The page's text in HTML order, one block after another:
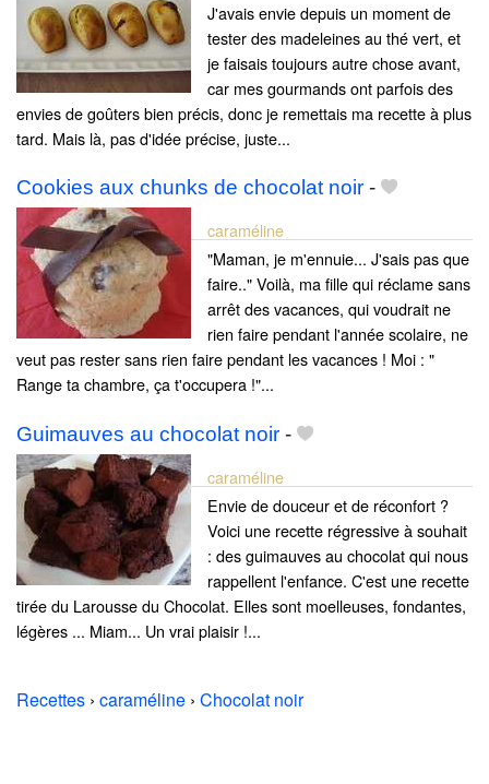
J'avais envie depuis un moment de
tester des madeleines au thé vert, et
je faisais toujours autre chose avant,
car mes gourmands ont parfois des
envies de goûters bien précis, donc je remettais ma recette à plus
tard. Mais là, pas d'idée précise, juste...
Cookies aux chunks de chocolat noir -
caraméline
"Maman, je m'ennuie... J'sais pas que
faire.." Voilà, ma fille qui réclame sans
arrêt des vacances, qui voudrait ne
rien faire pendant l'année scolaire, ne
veut pas rester sans rien faire pendant les vacances ! Moi : "
Range ta chambre, ça t'occupera !"...
Guimauves au chocolat noir -
caraméline
Envie de douceur et de réconfort ?
Voici une recette régressive à souhait
: des guimauves au chocolat qui nous
rappellent l'enfance. C'est une recette
tirée du Larousse du Chocolat. Elles sont moelleuses, fondantes,
légères ... Miam... Un vrai plaisir !...
Recettes › caraméline › Chocolat noir